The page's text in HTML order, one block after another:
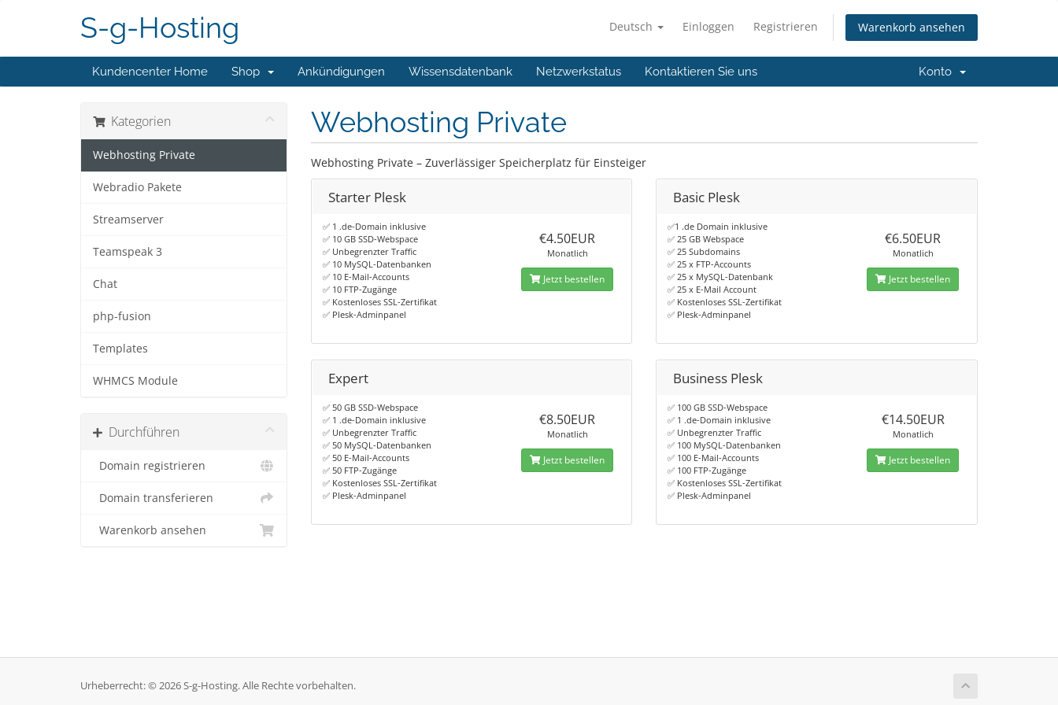
Deutsch Einloggen Registrieren Warenkorb ansehen
S-g-Hosting
Kundencenter Home Shop Ankündigungen Wissensdatenbank Netzwerkstatus Kontaktieren Sie uns Konto
Kategorien
Webhosting Private
Webradio Pakete
Streamserver
Teamspeak 3
Chat
php-fusion
Templates
WHMCS Module
Durchführen
Domain registrieren
Domain transferieren
Warenkorb ansehen
Webhosting Private
Webhosting Private – Zuverlässiger Speicherplatz für Einsteiger
Starter Plesk
✅ 1 .de-Domain inklusive
✅ 10 GB SSD-Webspace
✅ Unbegrenzter Traffic
✅ 10 MySQL-Datenbanken
✅ 10 E-Mail-Accounts
✅ 10 FTP-Zugänge
✅ Kostenloses SSL-Zertifikat
✅ Plesk-Adminpanel
€4.50EUR
Monatlich
Jetzt bestellen
Basic Plesk
✅1 .de Domain inklusive
✅ 25 GB Webspace
✅ 25 Subdomains
✅ 25 x FTP-Accounts
✅ 25 x MySQL-Datenbank
✅ 25 x E-Mail Account
✅ Kostenloses SSL-Zertifikat
✅ Plesk-Adminpanel
€6.50EUR
Monatlich
Jetzt bestellen
Expert
✅ 50 GB SSD-Webspace
✅ 1 .de-Domain inklusive
✅ Unbegrenzter Traffic
✅ 50 MySQL-Datenbanken
✅ 50 E-Mail-Accounts
✅ 50 FTP-Zugänge
✅ Kostenloses SSL-Zertifikat
✅ Plesk-Adminpanel
€8.50EUR
Monatlich
Jetzt bestellen
Business Plesk
✅ 100 GB SSD-Webspace
✅ 1 .de-Domain inklusive
✅ Unbegrenzter Traffic
✅ 100 MySQL-Datenbanken
✅ 100 E-Mail-Accounts
✅ 100 FTP-Zugänge
✅ Kostenloses SSL-Zertifikat
✅ Plesk-Adminpanel
€14.50EUR
Monatlich
Jetzt bestellen
Urheberrecht: © 2026 S-g-Hosting. Alle Rechte vorbehalten.